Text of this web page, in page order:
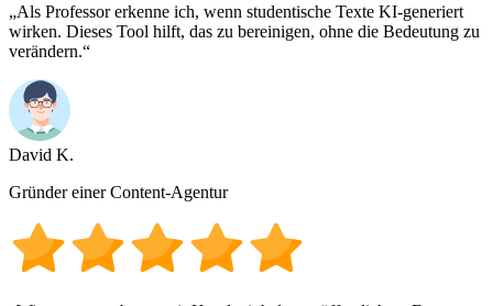
„Als Professor erkenne ich, wenn studentische Texte KI-generiert
wirken. Dieses Tool hilft, das zu bereinigen, ohne die Bedeutung zu
verändern.“
David K.
Gründer einer Content-Agentur